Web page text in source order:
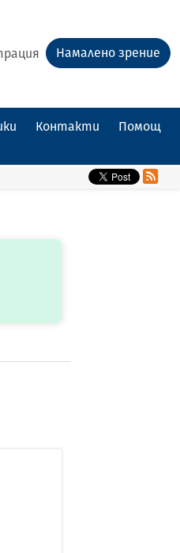
Намалено зрение
Контакти Помощ